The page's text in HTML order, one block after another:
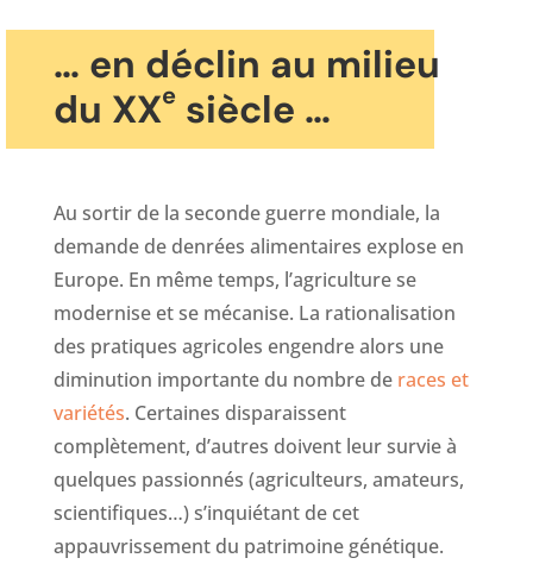
… en déclin au milieu
du XXesiècle …
Au sortir de la seconde guerre mondiale, la
demande de denrées alimentaires explose en
Europe. En même temps, l’agriculture se
modernise et se mécanise. La rationalisation
des pratiques agricoles engendre alors une
diminution importante du nombre de races et
variétés. Certaines disparaissent
complètement, d’autres doivent leur survie à
quelques passionnés (agriculteurs, amateurs,
scientifiques…) s’inquiétant de cet
appauvrissement du patrimoine génétique.